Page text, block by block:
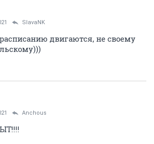
SlavaNK
двигаются, не своему
Anchous